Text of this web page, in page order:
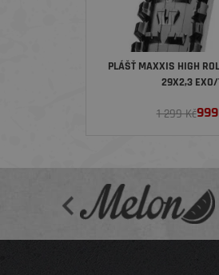
PLÁŠŤ MAXXIS HIGH
29X2,3 EXO/
1 299 Kč999